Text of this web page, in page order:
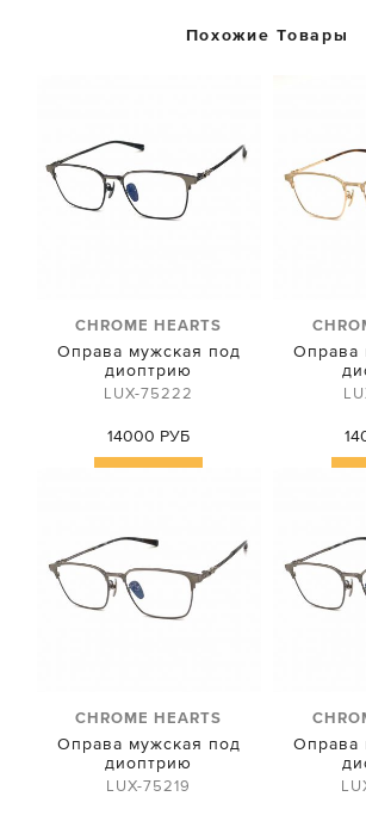
Похожие Товары
CHROME HEARTS
Оправа мужская под
диоптрию
LUX-75222
14000 РУБ
Купить
Оправа
CHROME HEARTS
Оправа мужская под
диоптрию
LUX-75219
Оправа